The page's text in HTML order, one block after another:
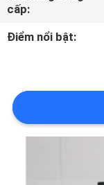
MÁY
CHẤT
LƯỢNG
cấp:
Điểm nổi bật: